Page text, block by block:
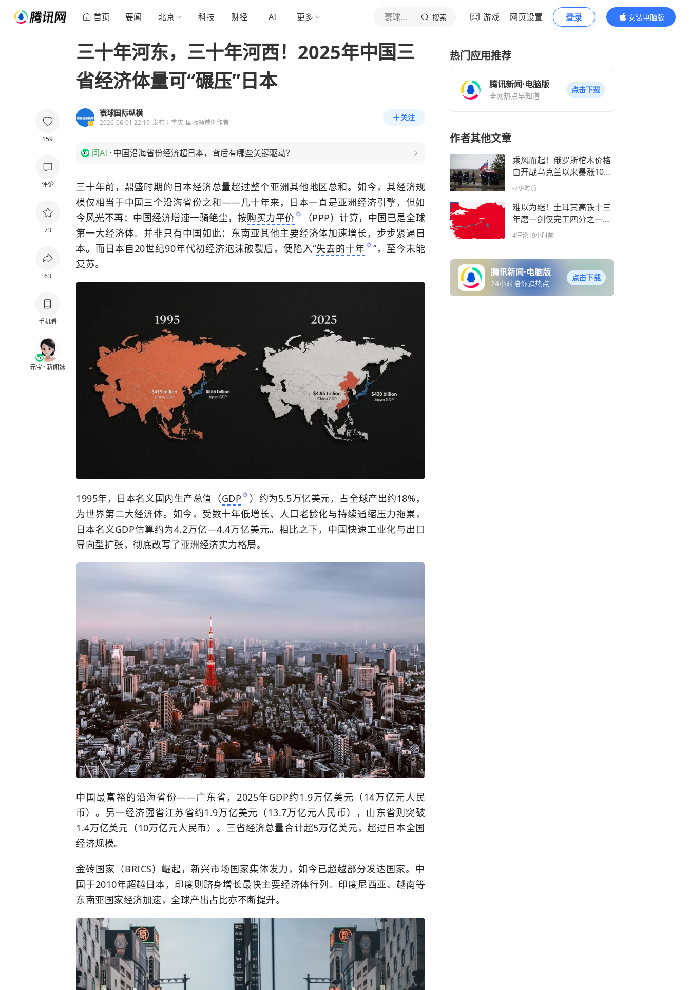
首页 要闻 北京 科技 财经 AI 更多 寰球国际纵横 搜索 游戏 网页设置 登录
安装电脑版
内容更精彩
159
评论
73
63
手机看
元宝 · 新闻妹
三十年河东，三十年河西！2025年中国三
省经济体量可“碾压”日本
寰球国际纵横
2026-06-01 22:19 发布于重庆 国际领域创作者
关注
问AI · 中国沿海省份经济超日本，背后有哪些关键驱动？
三十年前，鼎盛时期的日本经济总量超过整个亚洲其他地区总和。如今，其经济规
模仅相当于中国三个沿海省份之和——几十年来，日本一直是亚洲经济引擎，但如
今风光不再：中国经济增速一骑绝尘，按购买力平价
（PPP）计算，中国已是全球
第一大经济体。并非只有中国如此：东南亚其他主要经济体加速增长，步步紧逼日
本。而日本自20世纪90年代初经济泡沫破裂后，便陷入“失去的十年
”，至今未能
复苏。
1995年，日本名义国内生产总值（GDP
）约为5.5万亿美元，占全球产出约18%，
为世界第二大经济体。如今，受数十年低增长、人口老龄化与持续通缩压力拖累，
日本名义GDP估算约为4.2万亿—4.4万亿美元。相比之下，中国快速工业化与出口
导向型扩张，彻底改写了亚洲经济实力格局。
中国最富裕的沿海省份——广东省，2025年GDP约1.9万亿美元（14万亿元人民
币）。另一经济强省江苏省约1.9万亿美元（13.7万亿元人民币），山东省则突破
1.4万亿美元（10万亿元人民币）。三省经济总量合计超5万亿美元，超过日本全国
经济规模。
金砖国家（BRICS）崛起，新兴市场国家集体发力，如今已超越部分发达国家。中
国于2010年超越日本，印度则跻身增长最快主要经济体行列。印度尼西亚、越南等
东南亚国家经济加速，全球产出占比亦不断提升。
热门应用推荐
腾讯新闻·电脑版
全网热点早知道
点击下载
作者其他文章
乘风而起！俄罗斯棺木价格
自开战乌克兰以来暴涨10
5%，殃及身后事
-7小时前
难以为继！土耳其高铁十三
年磨一剑仅完工四分之一，
耗资翻23倍
4评论19小时前
腾讯新闻·电脑版
24小时陪你追热点
点击下载